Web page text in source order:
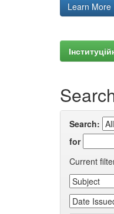
Learn More
Search:
for
Current